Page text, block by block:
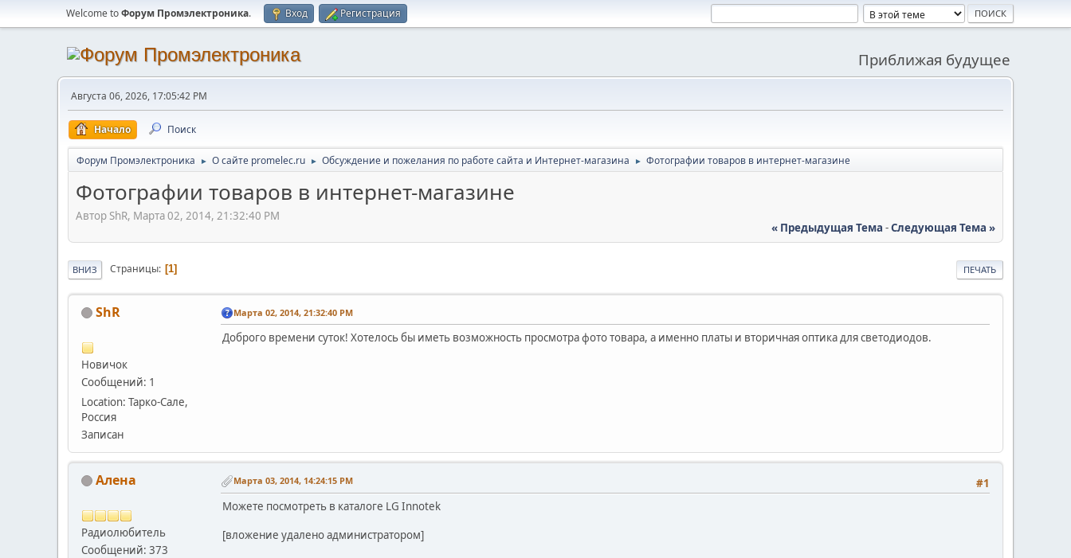
Welcome toФорум Промэлектроника. Вход Регистрация
Приближая будущее
Августа 06, 2026, 17:05:42 PM
Начало Поиск
Форум Промэлектроника ► О сайте promelec.ru ► Обсуждение и пожелания по работе сайта и Интернет-магазина ► Фотографии товаров в интернет-магазине
Фотографии товаров в интернет-магазине
Автор ShR, Марта 02, 2014, 21:32:40 PM
« Предыдущая Тема -Следующая Тема »
ПЕЧАТЬ
ВНИЗ Страницы 1
ShR
Новичок
Сообщений: 1
Location: Тарко-Сале,
Россия
Записан
Марта 02, 2014, 21:32:40 PM
Доброго времени суток! Хотелось бы иметь возможность просмотра фото товара, а именно платы и вторичная оптика для светодиодов.
Алена
Радиолюбитель
Сообщений: 373
#1
Марта 03, 2014, 14:24:15 PM
Можете посмотреть в каталоге LG Innotek
[вложение удалено администратором]